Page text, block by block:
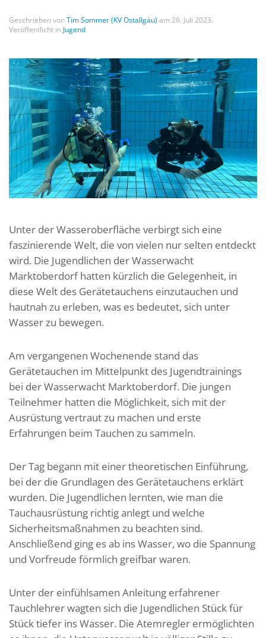
Geschrieben vonTim Sommer (KV Ostallgäu) am 26. Juli 2023.
Veröffentlicht in Jugend.
Unter der Wasseroberfläche verbirgt sich eine
faszinierende Welt, die von vielen nur selten entdeckt
wird. Die Jugendlichen der Wasserwacht
Marktoberdorf hatten kürzlich die Gelegenheit, in
diese Welt des Gerätetauchens einzutauchen und
hautnah zu erleben, was es bedeutet, sich unter
Wasser zu bewegen.
Am vergangenen Wochenende stand das
Gerätetauchen im Mittelpunkt des Jugendtrainings
bei der Wasserwacht Marktoberdorf. Die jungen
Teilnehmer hatten die Möglichkeit, sich mit der
Ausrüstung vertraut zu machen und erste
Erfahrungen beim Tauchen zu sammeln.
Der Tag begann mit einer theoretischen Einführung,
bei der die Grundlagen des Gerätetauchens erklärt
wurden. Die Jugendlichen lernten, wie man die
Tauchausrüstung richtig anlegt und welche
Sicherheitsmaßnahmen zu beachten sind.
Anschließend ging es ab ins Wasser, wo die Spannung
und Vorfreude förmlich greifbar waren.
Unter der einfühlsamen Anleitung erfahrener
Tauchlehrer wagten sich die Jugendlichen Stück für
Stück tiefer ins Wasser. Die Atemregler ermöglichten